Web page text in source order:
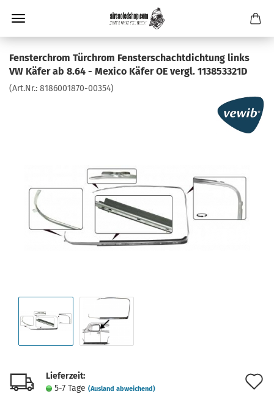
Fensterchrom Türchrom Fensterschachtdichtung links
VW Käfer ab 8.64 - Mexico Käfer OE vergl. 113853321D
(Art.Nr.: 8186001870-00354)
Lieferzeit:
5-7 Tage (Ausland abweichend)